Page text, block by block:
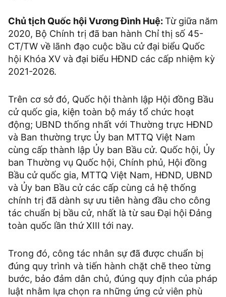
Chủ tịch Quốc hội Vương Đình Huệ:Từ giữa năm
2020, Bộ Chính trị đã ban hành Chỉ thị số 45-
CT/TW về lãnh đạo cuộc bầu cử đại biểu Quốc
hội Khóa XV và đại biểu HĐND các cấp nhiệm kỳ
2021-2026.
Trên cơ sở đó, Quốc hội thành lập Hội đồng Bầu
cử quốc gia, kiện toàn bộ máy tổ chức hoạt
động; UBND thống nhất với Thường trực HĐND
và Ban thường trực Ủy ban MTTQ Việt Nam
cùng cấp thành lập Ủy ban Bầu cử. Quốc hội, Ủy
ban Thường vụ Quốc hội, Chính phủ, Hội đồng
Bầu cử quốc gia, MTTQ Việt Nam, HĐND, UBND
và Ủy ban Bầu cử các cấp cùng cả hệ thống
chính trị đã dành sự ưu tiên hàng đầu cho công
tác chuẩn bị bầu cử, nhất là từ sau Đại hội Đảng
toàn quốc lần thứ XIII tới nay.
Trong đó, công tác nhân sự đã được chuẩn bị
đúng quy trình và tiến hành chặt chẽ theo từng
bước, bảo đảm dân chủ, đúng quy định của pháp
luật nhằm lựa chọn ra những ứng cử viên phù